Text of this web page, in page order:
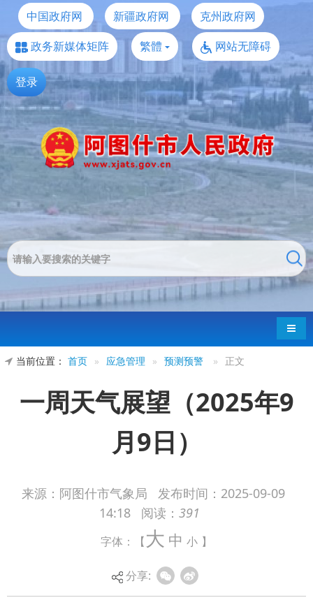
中国政府网 新疆政府网
克州政府网
政务新媒体矩阵
繁體 网站无障碍
登录
导航
当前位置： 首页 » 应急管理 » 预测预警 » 正文
一周天气展望（2025年9
月9日）
来源：阿图什市气象局 发布时间： 2025-09-09
14:18
阅读： 391
字体：【大 中 小 】
分享:
9月9日午后～11日，我市有一次大风天气过
程，各地西北风6～7级，其中吐古买提乡、阿湖乡
阵风8～9级，瞬间最大风力可达11级。